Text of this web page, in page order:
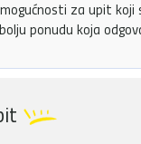
za upit koji
ponudu koja